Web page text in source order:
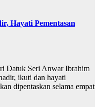
Hayati Pementasan
Datuk Seri Anwar Ibrahim
ikuti dan hayati
dipentaskan selama empat